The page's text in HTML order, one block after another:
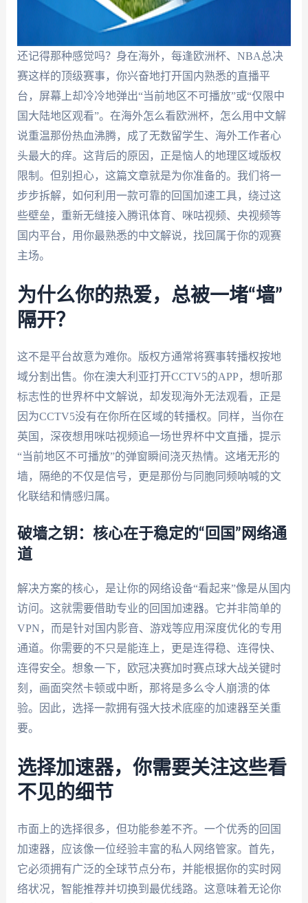
还记得那种感觉吗？身在海外，每逢欧洲杯、NBA总决
赛这样的顶级赛事，你兴奋地打开国内熟悉的直播平
台，屏幕上却冷冷地弹出“当前地区不可播放”或“仅限中
国大陆地区观看”。在海外怎么看欧洲杯，怎么用中文解
说重温那份热血沸腾，成了无数留学生、海外工作者心
头最大的痒。这背后的原因，正是恼人的地理区域版权
限制。但别担心，这篇文章就是为你准备的。我们将一
步步拆解，如何利用一款可靠的回国加速工具，绕过这
些壁垒，重新无缝接入腾讯体育、咪咕视频、央视频等
国内平台，用你最熟悉的中文解说，找回属于你的观赛
主场。
为什么你的热爱，总被一堵“墙”
隔开？
这不是平台故意为难你。版权方通常将赛事转播权按地
域分割出售。你在澳大利亚打开CCTV5的APP，想听那
标志性的世界杯中文解说，却发现海外无法观看，正是
因为CCTV5没有在你所在区域的转播权。同样，当你在
英国，深夜想用咪咕视频追一场世界杯中文直播，提示
“当前地区不可播放”的弹窗瞬间浇灭热情。这堵无形的
墙，隔绝的不仅是信号，更是那份与同胞同频呐喊的文
化联结和情感归属。
破墙之钥：核心在于稳定的“回国”网络通
道
解决方案的核心，是让你的网络设备“看起来”像是从国内
访问。这就需要借助专业的回国加速器。它并非简单的
VPN，而是针对国内影音、游戏等应用深度优化的专用
通道。你需要的不只是能连上，更是连得稳、连得快、
连得安全。想象一下，欧冠决赛加时赛点球大战关键时
刻，画面突然卡顿或中断，那将是多么令人崩溃的体
验。因此，选择一款拥有强大技术底座的加速器至关重
要。
选择加速器，你需要关注这些看
不见的细节
市面上的选择很多，但功能参差不齐。一个优秀的回国
加速器，应该像一位经验丰富的私人网络管家。首先，
它必须拥有广泛的全球节点分布，并能根据你的实时网
络状况，智能推荐并切换到最优线路。这意味着无论你